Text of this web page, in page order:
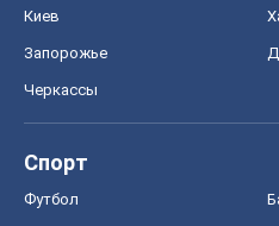
Киев
Запорожье
Черкассы
Спорт
Футбол